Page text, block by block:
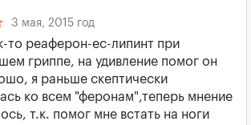
3 мая, 2015 год
то реаферон-ес-липинт при
гриппе, на удивление помог он
я раньше скептически
ко всем "феронам",теперь мнение
т.к. помог мне встать на ноги